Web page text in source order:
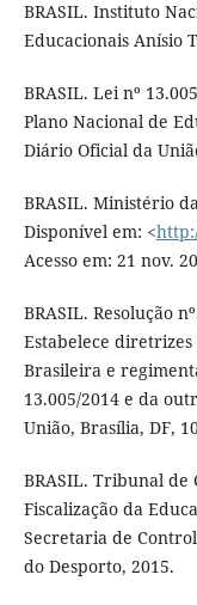
BRASIL. Instituto
Educacionais Anísio
BRASIL. Lei nº
Plano Nacional de
Diário Oficial da
BRASIL. Ministério
Disponível em: <
Acesso em: 21 nov.
BRASIL. Resolução
Estabelece
Brasileira e
13.005/2014 e da
União, Brasília, DF,
BRASIL. Tribunal de
Fiscalização da
Secretaria de
do Desporto, 2015.